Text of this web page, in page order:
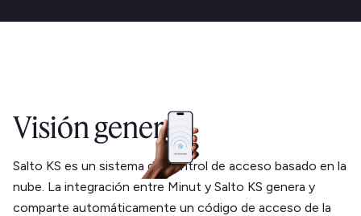
Visión general
Salto KS es un sistema de control de acceso basado en la
nube. La integración entre Minut y Salto KS genera y
comparte automáticamente un código de acceso de la